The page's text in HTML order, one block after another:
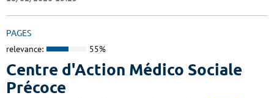
PAGES
relevance: 55%
Centre d'Action Médico Sociale
Précoce